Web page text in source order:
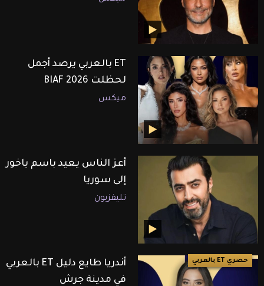
ET بالعربي يرصد أجمل
لحظلت BIAF 2026
ميكس
أعز الناس يعيد باسم ياخور
إلى سوريا
تليفزيون
حصري ET بالعربي
أندريا طايع دليل ET بالعربي
في مدينة جرش